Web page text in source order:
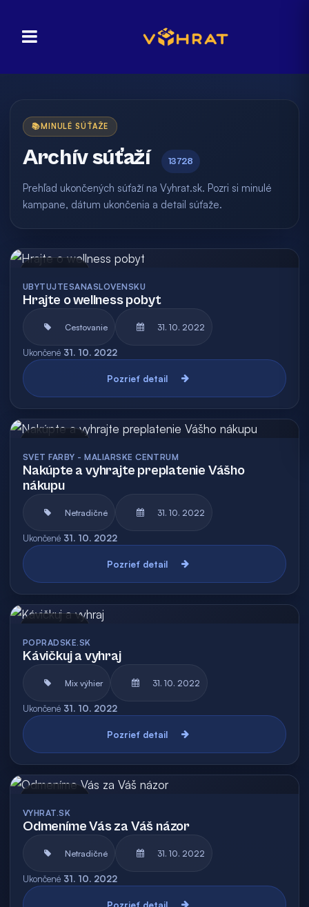
📚 MINULÉ SÚŤAŽE
Archív súťaží 13728
Prehľad ukončených súťaží na Vyhrat.sk. Pozri si minulé
kampane, dátum ukončenia a detail súťaže.
UBYTUJTESANASLOVENSKU
Hrajte o wellness pobyt
Cestovanie 31. 10. 2022
Ukončené 31. 10. 2022
Pozrieť detail
SVET FARBY - MALIARSKE CENTRUM
Nakúpte a vyhrajte preplatenie Vášho
nákupu
Netradičné 31. 10. 2022
Ukončené 31. 10. 2022
Pozrieť detail
POPRADSKE.SK
Kávičkuj a vyhraj
Mix výhier 31. 10. 2022
Ukončené 31. 10. 2022
Pozrieť detail
VYHRAT.SK
Odmeníme Vás za Váš názor
Netradičné 31. 10. 2022
Ukončené 31. 10. 2022
Pozrieť detail